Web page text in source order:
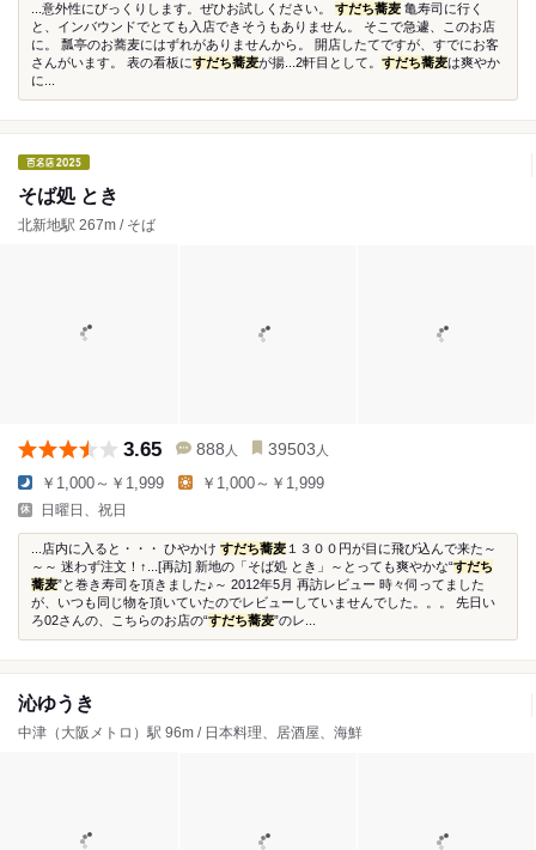
...意外性にびっくりします。ぜひお試しください。 すだち蕎麦 亀寿司に行く
と、インバウンドでとても入店できそうもありません。 そこで急遽、このお店
に。 瓢亭のお蕎麦にはずれがありませんから。 開店したてですが、すでにお客
さんがいます。 表の看板にすだち蕎麦が揚...2軒目として。 すだち蕎麦は爽やか
に...
そば処 とき
北新地駅 267m / そば
3.65 888 人 39503 人
￥1,000～￥1,999 ￥1,000～￥1,999
日曜日、祝日
...店内に入ると・・・ ひやかけ すだち蕎麦 １３００円が目に飛び込んで来た～
～～ 迷わず注文！↑...[再訪] 新地の「そば処 とき」～とっても爽やかな“すだち
蕎麦”と巻き寿司を頂きました♪～ 2012年5月 再訪レビュー 時々伺ってました
が、いつも同じ物を頂いていたのでレビューしていませんでした。。。 先日い
ろ02さんの、こちらのお店の“すだち蕎麦”のレ...
沁ゆうき
中津（大阪メトロ）駅 96m / 日本料理、居酒屋、海鮮